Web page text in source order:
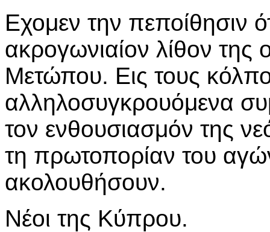
Εχομεν την πεποίθησιν
ακρογωνιαίον λίθον
Μετώπου. Εις τους
αλληλοσυγκρουόμενα
τον ενθουσιασμόν της
τη πρωτοπορίαν του
ακολουθήσουν.
Νέοι της Κύπρου.